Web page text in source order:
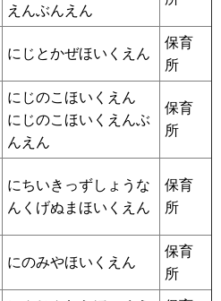
えんぶんえん
にじとかぜほいくえん
保育
所
にじのこほいくえん
にじのこほいくえんぶ
んえん
保育
所
にちいきっずしょうな
んくげぬまほいくえん
保育
所
にのみやほいくえん
保育
所